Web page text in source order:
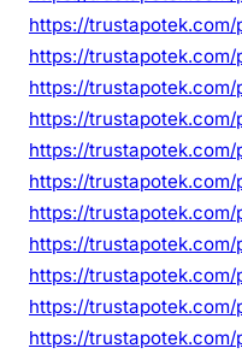
https://
https://
https://
https://
https://
https://
https://
https://
https://
https://
https://